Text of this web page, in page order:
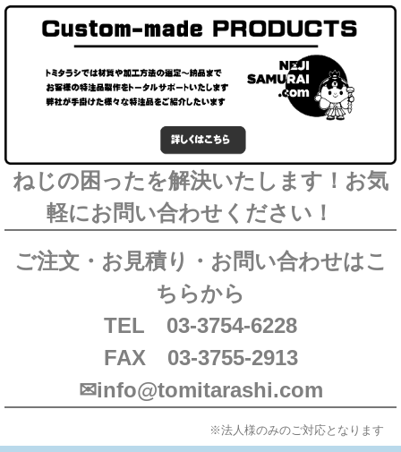
ねじの困ったを解決いたします！お気
軽にお問い合わせください！
ご注文・お見積り・お問い合わせはこ
ちらから
TEL 03-3754-6228
FAX 03-3755-2913
✉info@tomitarashi.com
※法人様のみのご対応となります